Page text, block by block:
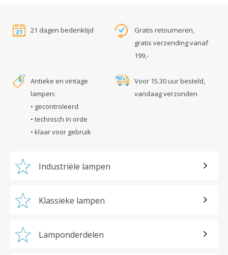
21 dagen bedenktijd
Gratis retourneren,
gratis verzending vanaf
199,-
Antieke en vintage
lampen:
• gecontroleerd
• technisch in orde
• klaar voor gebruik
Voor 15.30 uur besteld,
vandaag verzonden
Industriële lampen
Klassieke lampen
Lamponderdelen